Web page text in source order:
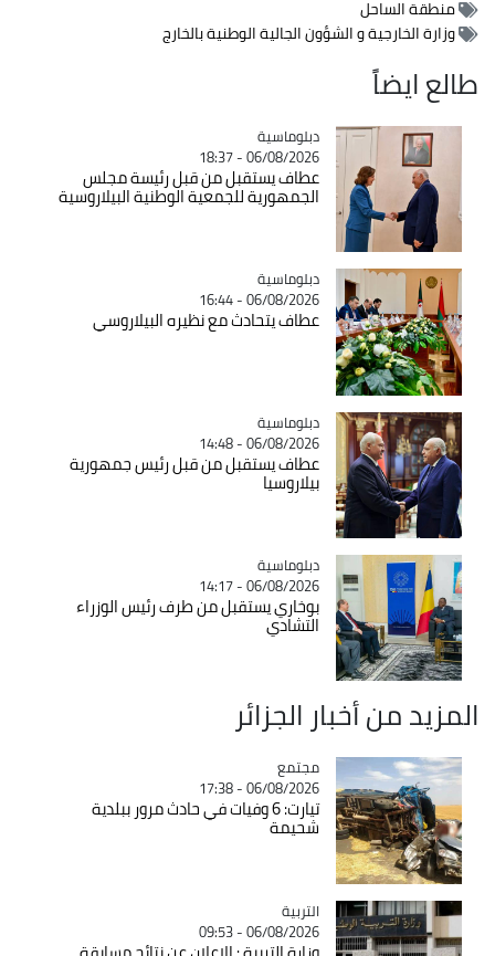
منطقة الساحل
وزارة الخارجية و الشؤون الجالية الوطنية بالخارج
طالع ايضاً
Catégorie
دبلوماسية
06/08/2026 - 18:37
عطاف يستقبل من قبل رئيسة مجلس
الجمهورية للجمعية الوطنية البيلاروسية
Catégorie
دبلوماسية
06/08/2026 - 16:44
عطاف يتحادث مع نظيره البيلاروسي
Catégorie
دبلوماسية
06/08/2026 - 14:48
عطاف يستقبل من قبل رئيس جمهورية
بيلاروسيا
Catégorie
دبلوماسية
06/08/2026 - 14:17
بوخاري يستقبل من طرف رئيس الوزراء
التشادي
المزيد من أخبار الجزائر
Catégorie
مجتمع
06/08/2026 - 17:38
تيارت: 6 وفيات في حادث مرور ببلدية
شحيمة
Catégorie
التربية
06/08/2026 - 09:53